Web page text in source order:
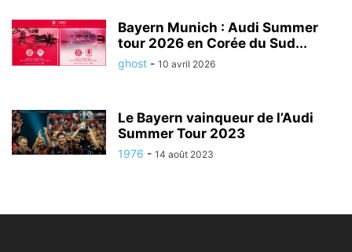
Bayern Munich : Audi Summer
tour 2026 en Corée du Sud...
ghost - 10 avril 2026
Le Bayern vainqueur de l’Audi
Summer Tour 2023
1976 - 14 août 2023